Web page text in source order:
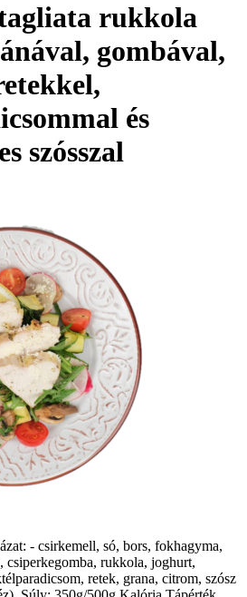
rukkola
gombával,
és
szósszal
- csirkemell, só, bors, fokhagyma,
rukkola, joghurt,
retek, grana, citrom, szósz